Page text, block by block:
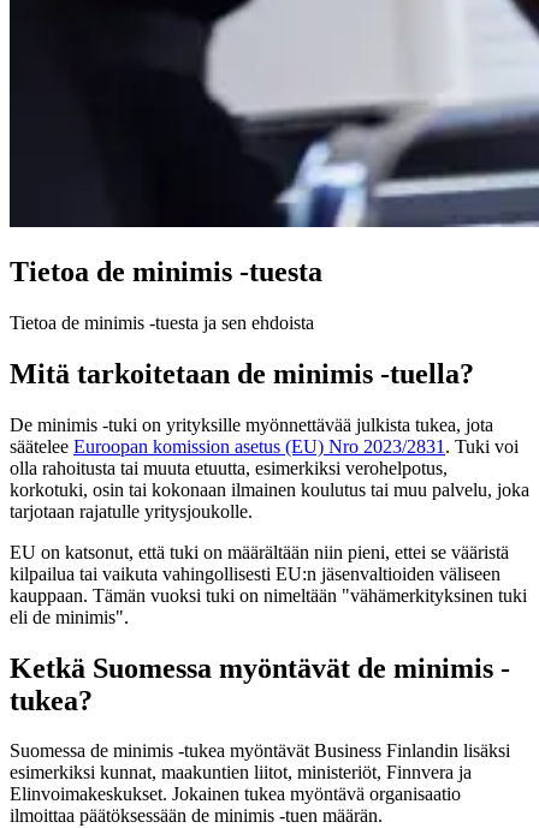
Tietoa de minimis -tuesta
Tietoa de minimis -tuesta ja sen ehdoista
Mitä tarkoitetaan de minimis -tuella?
De minimis -tuki on yrityksille myönnettävää julkista tukea, jota
säätelee Euroopan komission asetus (EU) Nro 2023/2831 . Tuki voi
olla rahoitusta tai muuta etuutta, esimerkiksi verohelpotus,
korkotuki, osin tai kokonaan ilmainen koulutus tai muu palvelu, joka
tarjotaan rajatulle yritysjoukolle.
EU on katsonut, että tuki on määrältään niin pieni, ettei se vääristä
kilpailua tai vaikuta vahingollisesti EU:n jäsenvaltioiden väliseen
kauppaan. Tämän vuoksi tuki on nimeltään "vähämerkityksinen tuki
eli de minimis".
Ketkä Suomessa myöntävät de minimis -
tukea?
Suomessa de minimis -tukea myöntävät Business Finlandin lisäksi
esimerkiksi kunnat, maakuntien liitot, ministeriöt, Finnvera ja
Elinvoimakeskukset. Jokainen tukea myöntävä organisaatio
ilmoittaa päätöksessään de minimis -tuen määrän.